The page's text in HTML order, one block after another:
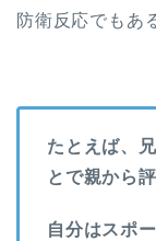
防衛反応でもあ
たとえば、
とで親から
自分はスポ